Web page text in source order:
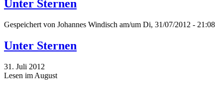
Unter Sternen
Gespeichert von Johannes Windisch am/um Di, 31/07/2012 - 21:08
Unter Sternen
31. Juli 2012
Lesen im August